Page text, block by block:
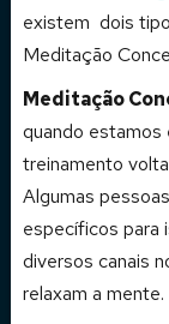
existem dois
Meditação
Meditação
quando estamos
treinamento
Algumas
específicos para
diversos canais
relaxam a mente.